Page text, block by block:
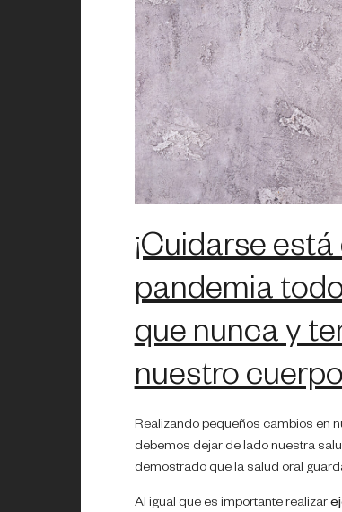
¡Cuidarse
pandemia
que nunca y
nuestro
Realizando pequeños cambios en
debemos dejar de lado nuestra
demostrado que la salud oral
Al igual que es importante realizar